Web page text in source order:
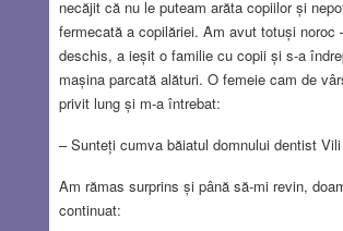
necăjit că nu le puteam arăta copiilor și
fermecată a copilăriei. Am avut totuși noroc
deschis, a ieșit o familie cu copii și s-a
mașina parcată alături. O femeie cam de
privit lung și m-a întrebat:
– Sunteți cumva băiatul domnului dentist
Am rămas surprins și până să-mi revin,
continuat: